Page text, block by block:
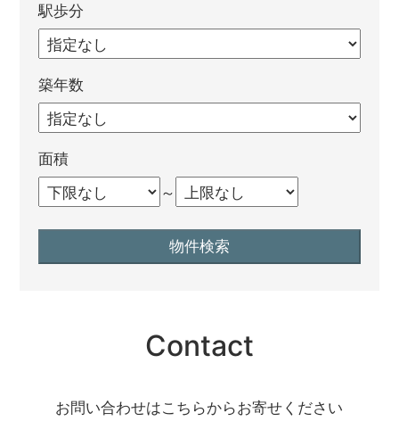
駅歩分
築年数
面積
～
Contact
お問い合わせはこちらからお寄せください